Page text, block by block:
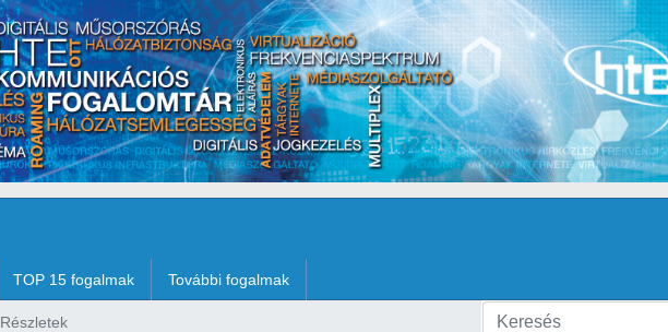
TOP 15 fogalmak További fogalmak
Részletek